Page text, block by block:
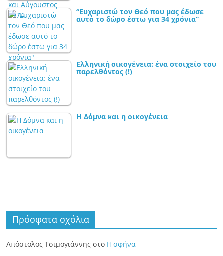
“Ευχαριστώ τον Θεό που μας έδωσε
αυτό το δώρο έστω για 34 χρόνια”
Ελληνική οικογένεια: ένα στοιχείο του
παρελθόντος (!)
Η Δόμνα και η οικογένεια
Πρόσφατα σχόλια
Απόστολος Τσιμογιάννης στο Η σφήνα